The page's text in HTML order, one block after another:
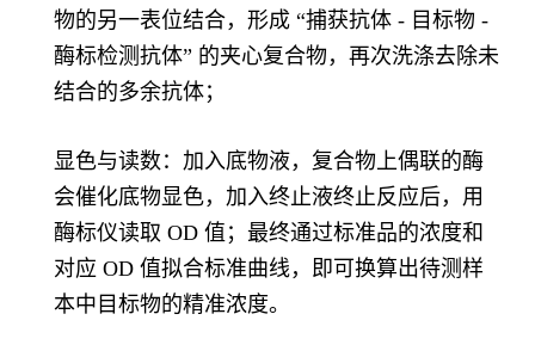
物的另一表位结合，形成 “捕获抗体 - 目标物 -
酶标检测抗体” 的夹心复合物，再次洗涤去除未
结合的多余抗体；
显色与读数：加入底物液，复合物上偶联的酶
会催化底物显色，加入终止液终止反应后，用
酶标仪读取 OD 值；最终通过标准品的浓度和
对应 OD 值拟合标准曲线，即可换算出待测样
本中目标物的精准浓度。